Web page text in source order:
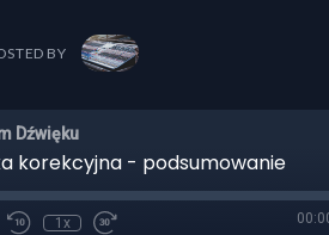
BY
Dźwięku
korekcyjna - podsumowanie
1x